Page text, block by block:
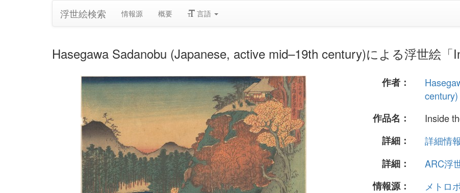
浮世絵検索 情報源 概要 言語
Hasegawa Sadanobu (Japanese, active mid–19th century)による浮世絵「
作者：
century)
作品名：
Inside
詳細：
詳細情
詳細：
ARC浮
情報源：
メトロ